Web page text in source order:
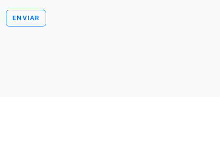
ENVIAR